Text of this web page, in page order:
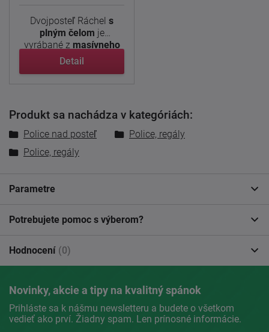
Dvojposteľ Ráchel s
plným čelom je
vyrábané z masívneho
dubu a buku
Detail
Produkt sa nachádza v kategóriách:
Police nad posteľ
Police, regály
Police, regály
Parametre
Potrebujete pomoc s výberom?
Hodnocení (0)
Novinky, akcie a tipy na kvalitný spánok
Prihláste sa k nášmu newsletteru a budete o všetkom
vedieť ako prví. Žiadny spam. Len prínosné informácie.